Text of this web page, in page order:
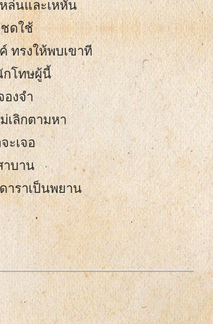
ล่นและเหหัน
ดใช้
ทรงให้พบเขาที
กโทษผู้นี้
องจำ
เลิกตามหา
ะเจอ
บาน
าราเป็นพยาน